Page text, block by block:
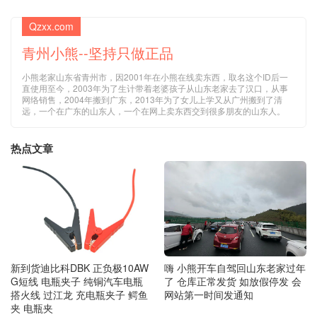
Qzxx.com
青州小熊--坚持只做正品
小熊老家山东省青州市，因2001年在小熊在线卖东西，取名这个ID后一
直使用至今，2003年为了生计带着老婆孩子从山东老家去了汉口，从事
网络销售，2004年搬到广东，2013年为了女儿上学又从广州搬到了清
远，一个在广东的山东人，一个在网上卖东西交到很多朋友的山东人。
热点文章
新到货迪比科DBK 正负极10AW
G短线 电瓶夹子 纯铜汽车电瓶
搭火线 过江龙 充电瓶夹子 鳄鱼
夹 电瓶夹
嗨 小熊开车自驾回山东老家过年
了 仓库正常发货 如放假停发 会
网站第一时间发通知